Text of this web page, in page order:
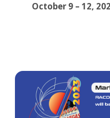
October 9 – 12,